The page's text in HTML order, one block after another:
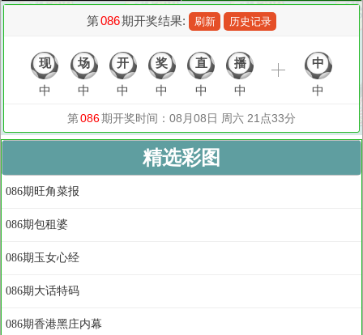
精选彩图
086期旺角菜报
086期包租婆
086期玉女心经
086期大话特码
086期香港黑庄内幕